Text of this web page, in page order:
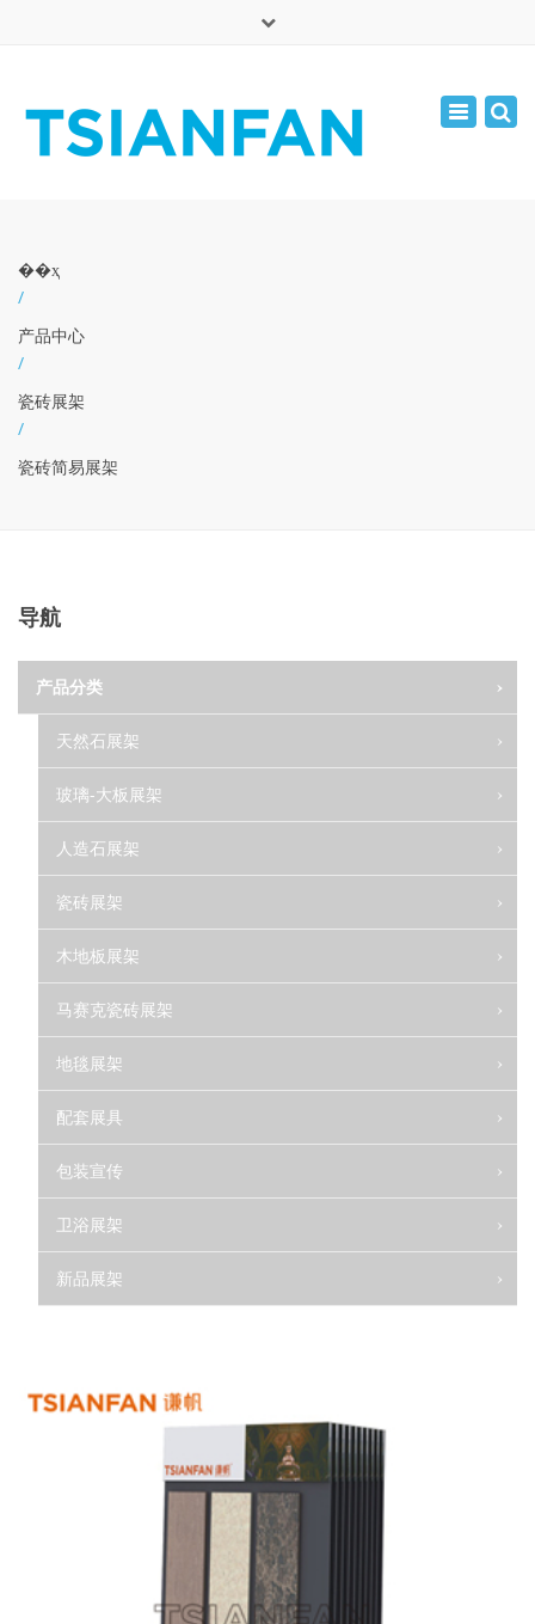
周一 - 周六: 7:00 - 17:00
Toggle
��ҳ
/
产品中心
/
瓷砖展架
/
瓷砖简易展架
导航
产品分类
天然石展架
玻璃-大板展架
人造石展架
瓷砖展架
木地板展架
马赛克瓷砖展架
地毯展架
配套展具
包装宣传
卫浴展架
新品展架